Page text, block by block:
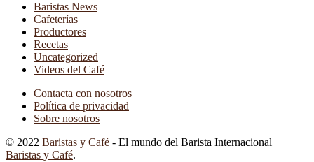
Baristas News
Cafeterías
Productores
Recetas
Uncategorized
Videos del Café
Contacta con nosotros
Política de privacidad
Sobre nosotros
© 2022 Baristas y Café - El mundo del Barista Internacional
Baristas y Café.